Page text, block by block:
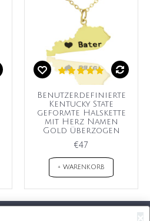
Benutzerdefinierte
Kentucky State
geformte Halskette
mit Herz Namen
Gold überzogen
€47
+ WARENKORB